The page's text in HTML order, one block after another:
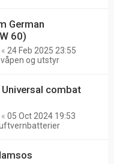
German
60)
« 24 Feb 2025 23:55
og utstyr
combat
« 05 Oct 2024 19:53